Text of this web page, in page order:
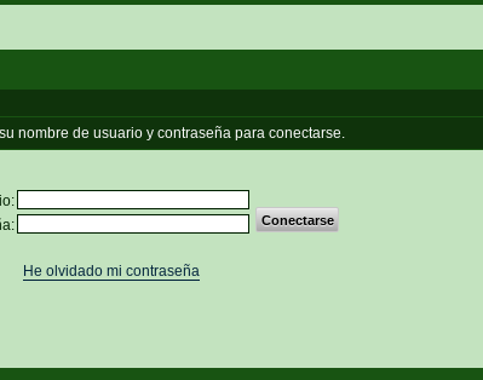
nombre de usuario y contraseña para conectarse.
He olvidado mi contraseña